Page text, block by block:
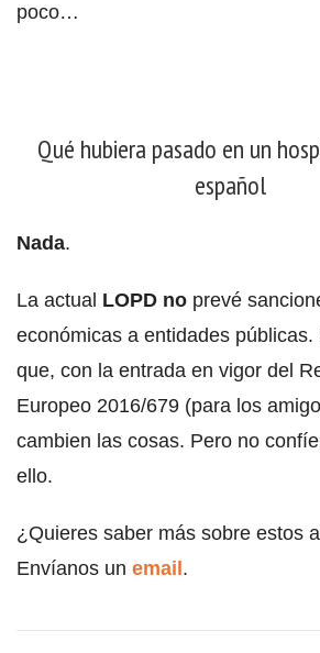
poco…
Qué hubiera pasado en un
español
Nada.
La actual LOPD no prevé
económicas a entidades públicas.
que, con la entrada en vigor del
Europeo 2016/679 (para los
cambien las cosas. Pero no
ello.
¿Quieres saber más sobre estos
Envíanos un email .